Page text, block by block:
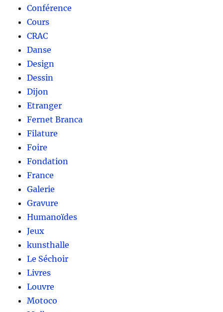
Conférence
Cours
CRAC
Danse
Design
Dessin
Dijon
Etranger
Fernet Branca
Filature
Foire
Fondation
France
Galerie
Gravure
Humanoïdes
Jeux
kunsthalle
Le Séchoir
Livres
Louvre
Motoco